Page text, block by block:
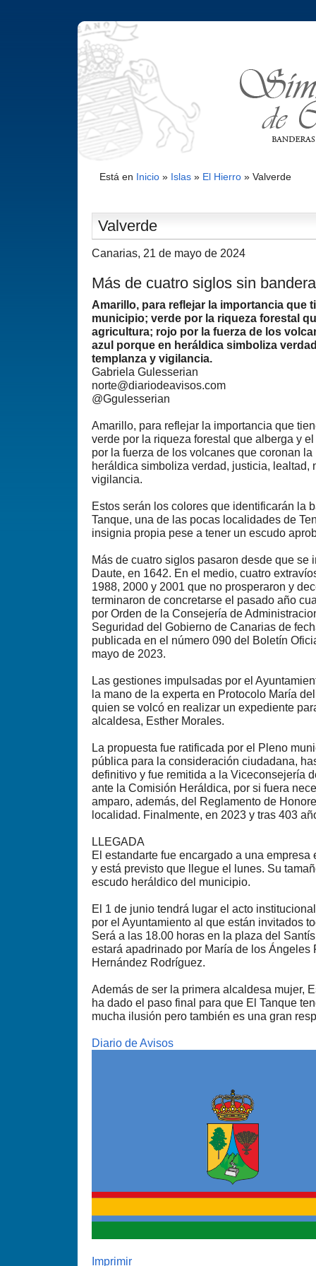
Está en Inicio» Islas» El Hierro» Valverde
Valverde
Canarias, 21 de mayo de 2024
Más de cuatro siglos sin bandera
Amarillo, para reflejar la importancia que
municipio; verde por la riqueza forestal
agricultura; rojo por la fuerza de los
azul porque en heráldica simboliza
templanza y vigilancia.
Gabriela Gulesserian
norte@diariodeavisos.com
@Ggulesserian
Amarillo, para reflejar la importancia que
verde por la riqueza forestal que alberga y
por la fuerza de los volcanes que coronan
heráldica simboliza verdad, justicia, lealtad,
vigilancia.
Estos serán los colores que identificarán la
Tanque, una de las pocas localidades de
insignia propia pese a tener un escudo
Más de cuatro siglos pasaron desde que se
Daute, en 1642. En el medio, cuatro
1988, 2000 y 2001 que no prosperaron y
terminaron de concretarse el pasado año
por Orden de la Consejería de
Seguridad del Gobierno de Canarias de
publicada en el número 090 del Boletín
mayo de 2023.
Las gestiones impulsadas por el
la mano de la experta en Protocolo María
quien se volcó en realizar un expediente
alcaldesa, Esther Morales.
La propuesta fue ratificada por el Pleno
pública para la consideración ciudadana,
definitivo y fue remitida a la Viceconsejería
ante la Comisión Heráldica, por si fuera
amparo, además, del Reglamento de
localidad. Finalmente, en 2023 y tras 403
LLEGADA
El estandarte fue encargado a una
y está previsto que llegue el lunes. Su
escudo heráldico del municipio.
El 1 de junio tendrá lugar el acto
por el Ayuntamiento al que están invitados
Será a las 18.00 horas en la plaza del
estará apadrinado por María de los Ángeles
Hernández Rodríguez.
Además de ser la primera alcaldesa mujer,
ha dado el paso final para que El Tanque
mucha ilusión pero también es una gran
Diario de Avisos
Imprimir